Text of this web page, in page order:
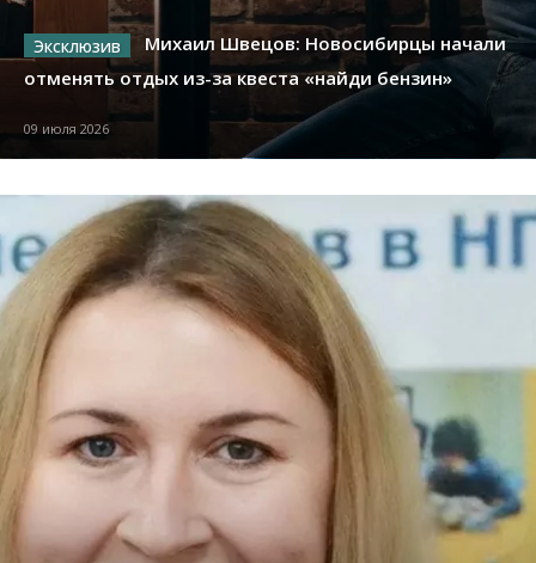
Михаил Швецов: Новосибирцы начали
отменять отдых из-за квеста «найди бензин»
09 июля 2026